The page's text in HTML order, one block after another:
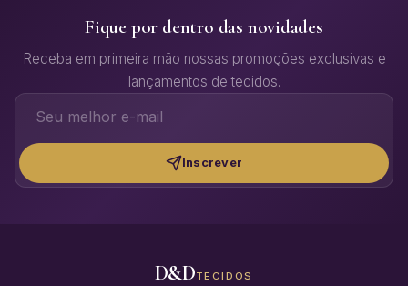
Fique por dentro das novidades
Receba em primeira mão nossas promoções exclusivas e
lançamentos de tecidos.
Inscrever
D&DTECIDOS